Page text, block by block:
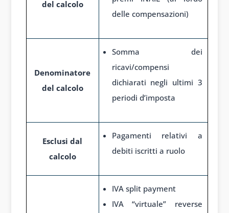
del calcolo
delle compensazioni)
Denominatore
del calcolo
Somma dei
ricavi/compensi
dichiarati negli ultimi 3
periodi d’imposta
Esclusi dal
calcolo
Pagamenti relativi a
debiti iscritti a ruolo
IVA split payment
IVA “virtuale” reverse